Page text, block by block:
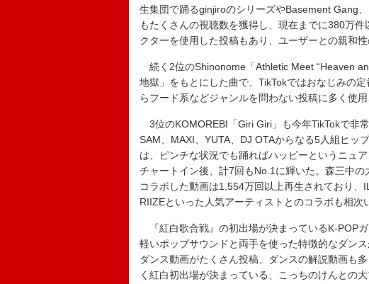
生集団で踊るginjiroのシリーズやBasement Gang
もたくさんの視聴数を獲得し、現在までに380万
クターを使用した投稿もあり、ユーザーとの親和
続く2位のShinonome「Athletic Meet “Heaven
地獄」をもとにした曲で、TikTokではおなじみの
らフード系などジャンルを問わない投稿に多く使用
3位のKOMOREBI「Giri Giri」も今年TikTokで非
SAM、MAXI、YUTA、DJ OTAからなる5人組ヒッ
は、ピンチな状況でも踊ればハッピーというニュ
チャートイン後、計7回もNo.1に輝いた。森三中の
コラボした動画は1,554万回以上再生されており、
RIIZEといった人気アーティストとのコラボも相次
『紅白歌合戦』の初出場が決まっているK-POP
軽いポップサウンドと両手を使った特徴的なダン
ダンス動画がたくさん投稿、ダンスの解説動画も
く紅白初出場が決まっている、こっちのけんとの